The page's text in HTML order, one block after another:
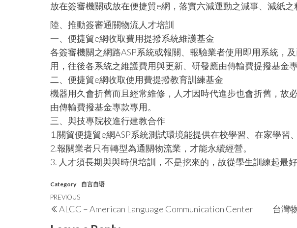
放在簽審機關或放在便捷貿e網，落實六減運動之減事、減紙之
陸、推動簽審通關物流人才培訓
一、便捷貿e網收取費用提撥系統維護基金
各簽審機關之網路ASP系統或報關、報驗業者使用即用系統，
用，往後各系統之維護費用與更新、研發應由傳輸費提撥基金
二、便捷貿e網收取使用費提撥教育訓練基金
機器用久會折舊而且經常維修，人才因時代進步也會折舊，故
由傳輸費撥基金專款專用。
三、與技專院校進行建教合作
1.關貿便捷貿e網ASP系統測試環境能提供在校學習、在家學習
2.報關業者只有轉型為通關物流業，才能永續經營。
3. 人才須長期與與時俱培訓，不是挖來的，故從學生訓練起最好
Category 自言自语
Post
navigation
Previous
Post
PREVIOUS
ALCC – American Language Communication Center 台灣